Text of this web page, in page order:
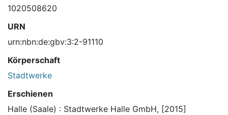
1020508620
URN
urn:nbn:de:gbv:3:2-91110
Körperschaft
Stadtwerke
Erschienen
Halle (Saale) : Stadtwerke Halle GmbH, [2015]